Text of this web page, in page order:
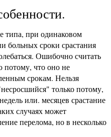
типа, при одинаковом
больных сроки срастания
Ошибочно считать
потому, что оно не
срокам. Нельзя
только потому,
или. месяцев срастание
случаях может
перелома, но в несколько